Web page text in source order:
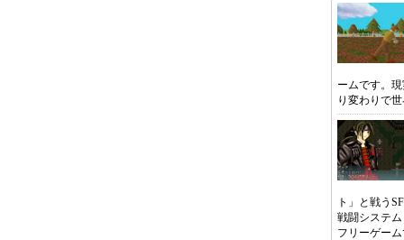
ームです。
り変わりで
ト」と戦う
戦闘システ
フリーゲー